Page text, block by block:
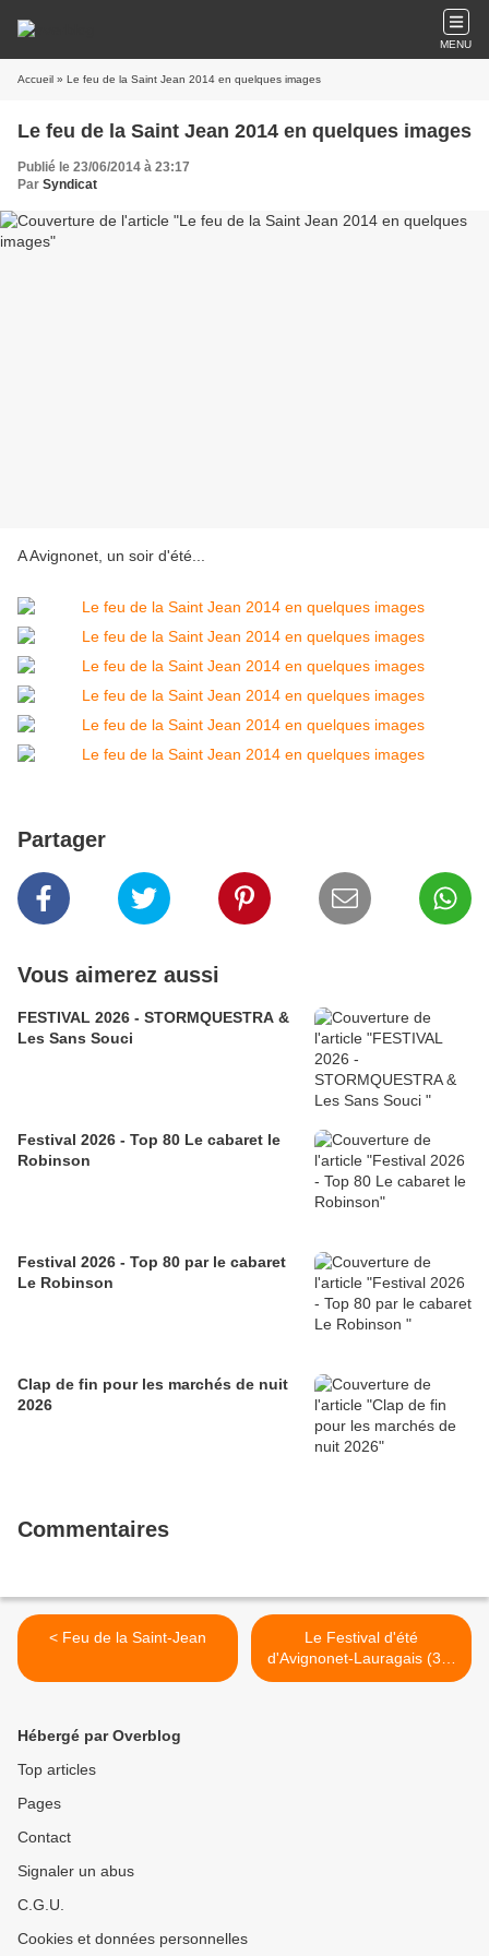
MENU
Accueil » Le feu de la Saint Jean 2014 en quelques images
Le feu de la Saint Jean 2014 en quelques images
Publié le 23/06/2014 à 23:17
Par Syndicat
A Avignonet, un soir d'été...
Partager
Vous aimerez aussi
FESTIVAL 2026 - STORMQUESTRA &
Les Sans Souci
Festival 2026 - Top 80 Le cabaret le
Robinson
Festival 2026 - Top 80 par le cabaret
Le Robinson
Clap de fin pour les marchés de nuit
2026
Commentaires
< Feu de la Saint-Jean
Le Festival d'été
d'Avignonet-Lauragais (31)
: programme... >
Hébergé par Overblog
Top articles
Pages
Contact
Signaler un abus
C.G.U.
Cookies et données personnelles